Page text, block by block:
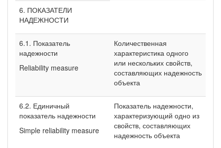
6. ПОКАЗАТЕЛИ
НАДЕЖНОСТИ
6.1. Показатель
надежности
Reliability measure
Количественная
характеристика одного
или нескольких свойств,
составляющих надежность
объекта
6.2. Единичный
показатель надежности
Simple reliability measure
Показатель надежности,
характеризующий одно из
свойств, составляющих
надежность объекта